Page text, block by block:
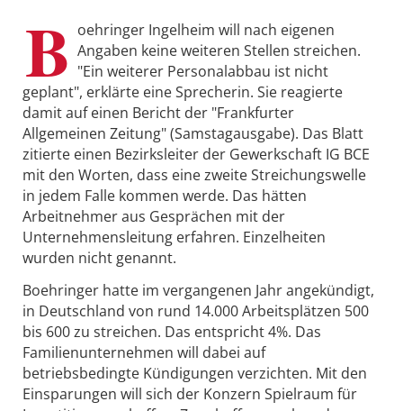
B oehringer Ingelheim will nach eigenen
Angaben keine weiteren Stellen streichen.
"Ein weiterer Personalabbau ist nicht
geplant", erklärte eine Sprecherin. Sie reagierte
damit auf einen Bericht der "Frankfurter
Allgemeinen Zeitung" (Samstagausgabe). Das Blatt
zitierte einen Bezirksleiter der Gewerkschaft IG BCE
mit den Worten, dass eine zweite Streichungswelle
in jedem Falle kommen werde. Das hätten
Arbeitnehmer aus Gesprächen mit der
Unternehmensleitung erfahren. Einzelheiten
wurden nicht genannt.
Boehringer hatte im vergangenen Jahr angekündigt,
in Deutschland von rund 14.000 Arbeitsplätzen 500
bis 600 zu streichen. Das entspricht 4%. Das
Familienunternehmen will dabei auf
betriebsbedingte Kündigungen verzichten. Mit den
Einsparungen will sich der Konzern Spielraum für